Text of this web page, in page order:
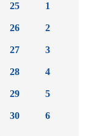
25
26
27
28
29
30
1
2
3
4
5
6